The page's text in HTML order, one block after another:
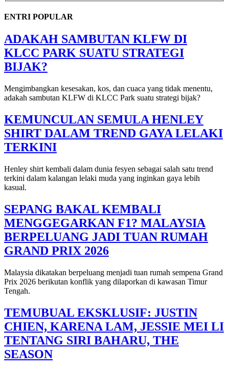
ENTRI POPULAR
ADAKAH SAMBUTAN KLFW DI
KLCC PARK SUATU STRATEGI
BIJAK?
Mengimbangkan kesesakan, kos, dan cuaca yang tidak menentu,
adakah sambutan KLFW di KLCC Park suatu strategi bijak?
KEMUNCULAN SEMULA HENLEY
SHIRT DALAM TREND GAYA LELAKI
TERKINI
Henley shirt kembali dalam dunia fesyen sebagai salah satu trend
terkini dalam kalangan lelaki muda yang inginkan gaya lebih
kasual.
SEPANG BAKAL KEMBALI
MENGGEGARKAN F1? MALAYSIA
BERPELUANG JADI TUAN RUMAH
GRAND PRIX 2026
Malaysia dikatakan berpeluang menjadi tuan rumah sempena Grand
Prix 2026 berikutan konflik yang dilaporkan di kawasan Timur
Tengah.
TEMUBUAL EKSKLUSIF: JUSTIN
CHIEN, KARENA LAM, JESSIE MEI LI
TENTANG SIRI BAHARU, THE
SEASON